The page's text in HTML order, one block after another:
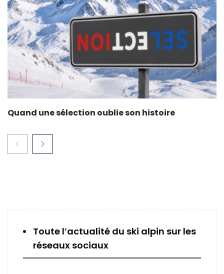
Quand une sélection oublie son histoire
Toute l’actualité du ski alpin sur les
réseaux sociaux